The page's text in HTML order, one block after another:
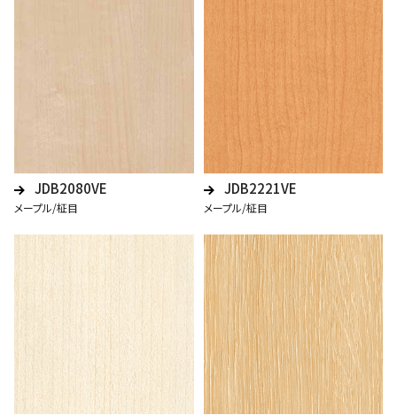
JDB2080VE
メープル/柾目
JDB2221VE
メープル/柾目